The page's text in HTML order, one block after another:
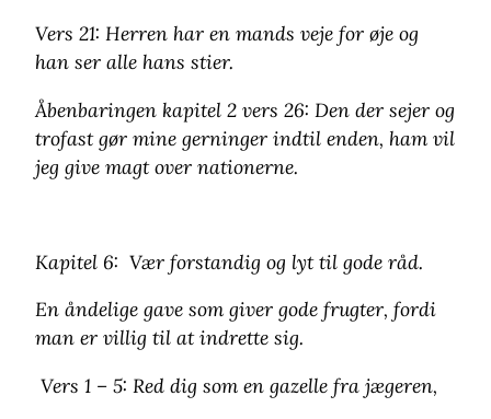
Vers 21: Herren har en mands veje for øje og
han ser alle hans stier.
Åbenbaringen kapitel 2 vers 26: Den der sejer og
trofast gør mine gerninger indtil enden, ham vil
jeg give magt over nationerne.
Kapitel 6: Vær forstandig og lyt til gode råd.
En åndelige gave som giver gode frugter, fordi
man er villig til at indrette sig.
Vers 1 – 5: Red dig som en gazelle fra jægeren,